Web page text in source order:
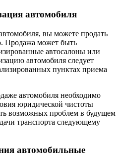
автомобиля
вы можете продать
Продажа может быть
автосалоны или
автомобиля следует
пунктах приема
автомобиля необходимо
юридической чистоты
возможных проблем в будущем
транспорта следующему
автомобильные